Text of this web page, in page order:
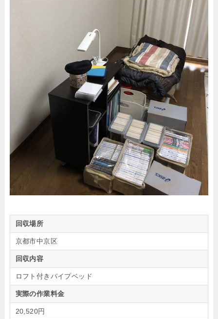
回収場所
京都市中京区
回収内容
ロフト付きパイプベッド
実際の作業料金
20,520円